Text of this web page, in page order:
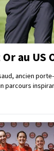
au US
ancien
parcours